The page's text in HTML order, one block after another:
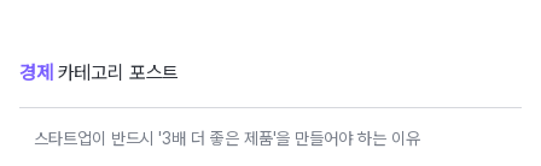
경제 카테고리 포스트
스타트업이 반드시 '3배 더 좋은 제품'을 만들어야 하는 이유